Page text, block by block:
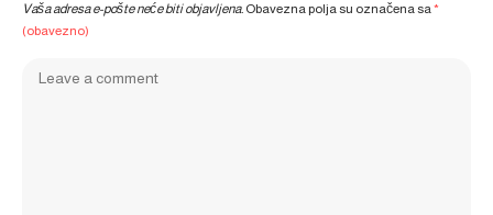
Vaša adresa e-pošte neće biti objavljena. Obavezna polja su označena sa*
(obavezno)